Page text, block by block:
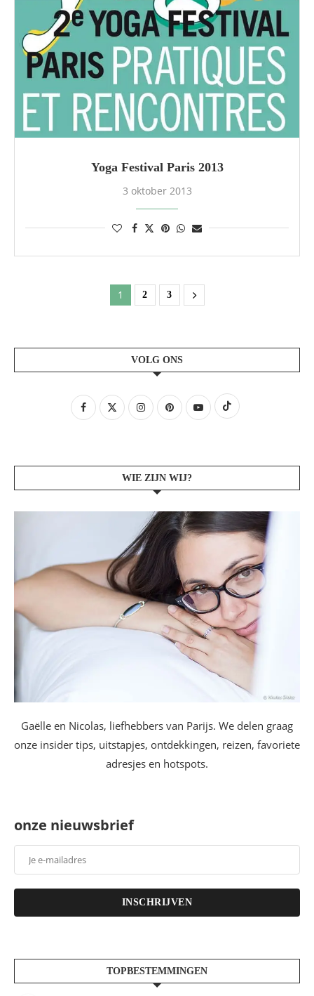
Yoga Festival Paris 2013
3 oktober 2013
1 2 3
VOLG ONS
WIE ZIJN WIJ?
Gaëlle en Nicolas, liefhebbers van Parijs. We delen graag
onze insider tips, uitstapjes, ontdekkingen, reizen, favoriete
adresjes en hotspots.
onze nieuwsbrief
INSCHRIJVEN
TOPBESTEMMINGEN